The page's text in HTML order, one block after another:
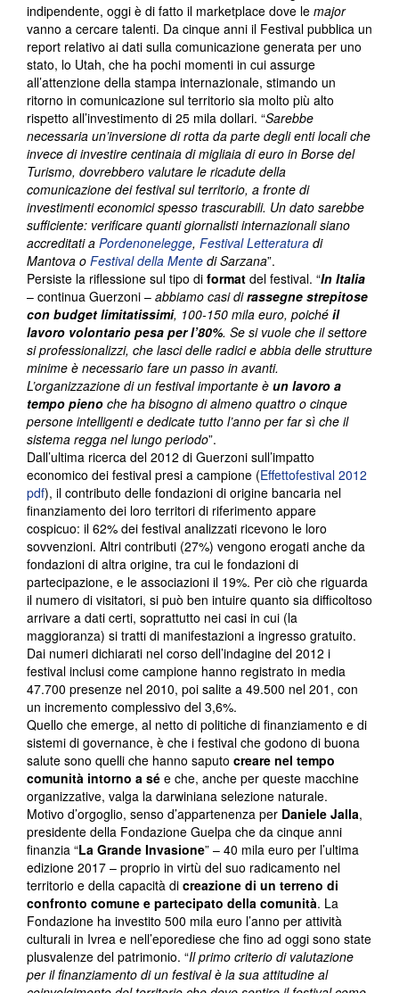
indipendente, oggi è di fatto il marketplace dove le major
vanno a cercare talenti. Da cinque anni il Festival pubblica un
report relativo ai dati sulla comunicazione generata per uno
stato, lo Utah, che ha pochi momenti in cui assurge
all’attenzione della stampa internazionale, stimando un
ritorno in comunicazione sul territorio sia molto più alto
rispetto all’investimento di 25 mila dollari. “Sarebbe
necessaria un’inversione di rotta da parte degli enti locali che
invece di investire centinaia di migliaia di euro in Borse del
Turismo, dovrebbero valutare le ricadute della
comunicazione dei festival sul territorio, a fronte di
investimenti economici spesso trascurabili. Un dato sarebbe
sufficiente: verificare quanti giornalisti internazionali siano
accreditati a Pordenonelegge, Festival Letteratura di
Mantova o Festival della Mente di Sarzana”.
Persiste la riflessione sul tipo di format del festival. “In Italia
– continua Guerzoni – abbiamo casi dirassegne strepitose
con budget limitatissimi, 100-150 mila euro, poiché il
lavoro volontario pesa per l’80%. Se si vuole che il settore
si professionalizzi, che lasci delle radici e abbia delle strutture
minime è necessario fare un passo in avanti.
L’organizzazione di un festival importante è un lavoro a
tempo pieno che ha bisogno di almeno quattro o cinque
persone intelligenti e dedicate tutto l’anno per far sì che il
sistema regga nel lungo periodo”.
Dall’ultima ricerca del 2012 di Guerzoni sull’impatto
economico dei festival presi a campione (Effettofestival 2012
pdf), il contributo delle fondazioni di origine bancaria nel
finanziamento dei loro territori di riferimento appare
cospicuo: il 62% dei festival analizzati ricevono le loro
sovvenzioni. Altri contributi (27%) vengono erogati anche da
fondazioni di altra origine, tra cui le fondazioni di
partecipazione, e le associazioni il 19%. Per ciò che riguarda
il numero di visitatori, si può ben intuire quanto sia difficoltoso
arrivare a dati certi, soprattutto nei casi in cui (la
maggioranza) si tratti di manifestazioni a ingresso gratuito.
Dai numeri dichiarati nel corso dell’indagine del 2012 i
festival inclusi come campione hanno registrato in media
47.700 presenze nel 2010, poi salite a 49.500 nel 201, con
un incremento complessivo del 3,6%.
Quello che emerge, al netto di politiche di finanziamento e di
sistemi di governance, è che i festival che godono di buona
salute sono quelli che hanno saputo creare nel tempo
comunità intorno a sé e che, anche per queste macchine
organizzative, valga la darwiniana selezione naturale.
Motivo d’orgoglio, senso d’appartenenza per Daniele Jalla,
presidente della Fondazione Guelpa che da cinque anni
finanzia “La Grande Invasione” – 40 mila euro per l’ultima
edizione 2017 – proprio in virtù del suo radicamento nel
territorio e della capacità di creazione di un terreno di
confronto comune e partecipato della comunità. La
Fondazione ha investito 500 mila euro l’anno per attività
culturali in Ivrea e nell’eporediese che fino ad oggi sono state
plusvalenze del patrimonio. “Il primo criterio di valutazione
per il finanziamento di un festival è la sua attitudine al